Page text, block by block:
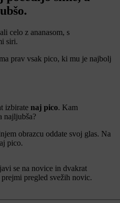
celo z ananasom, s
siri.
prav vsak pico, ki mu je najbolj
izbirate naj pico. Kam
najljubša?
obrazcu oddate svoj glas. Na
pico.
se na novice in dvakrat
pregled svežih novic.